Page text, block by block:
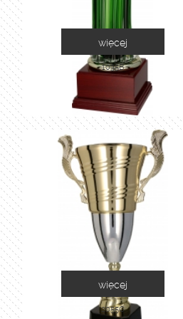
1035B
więcej
2055C
więcej